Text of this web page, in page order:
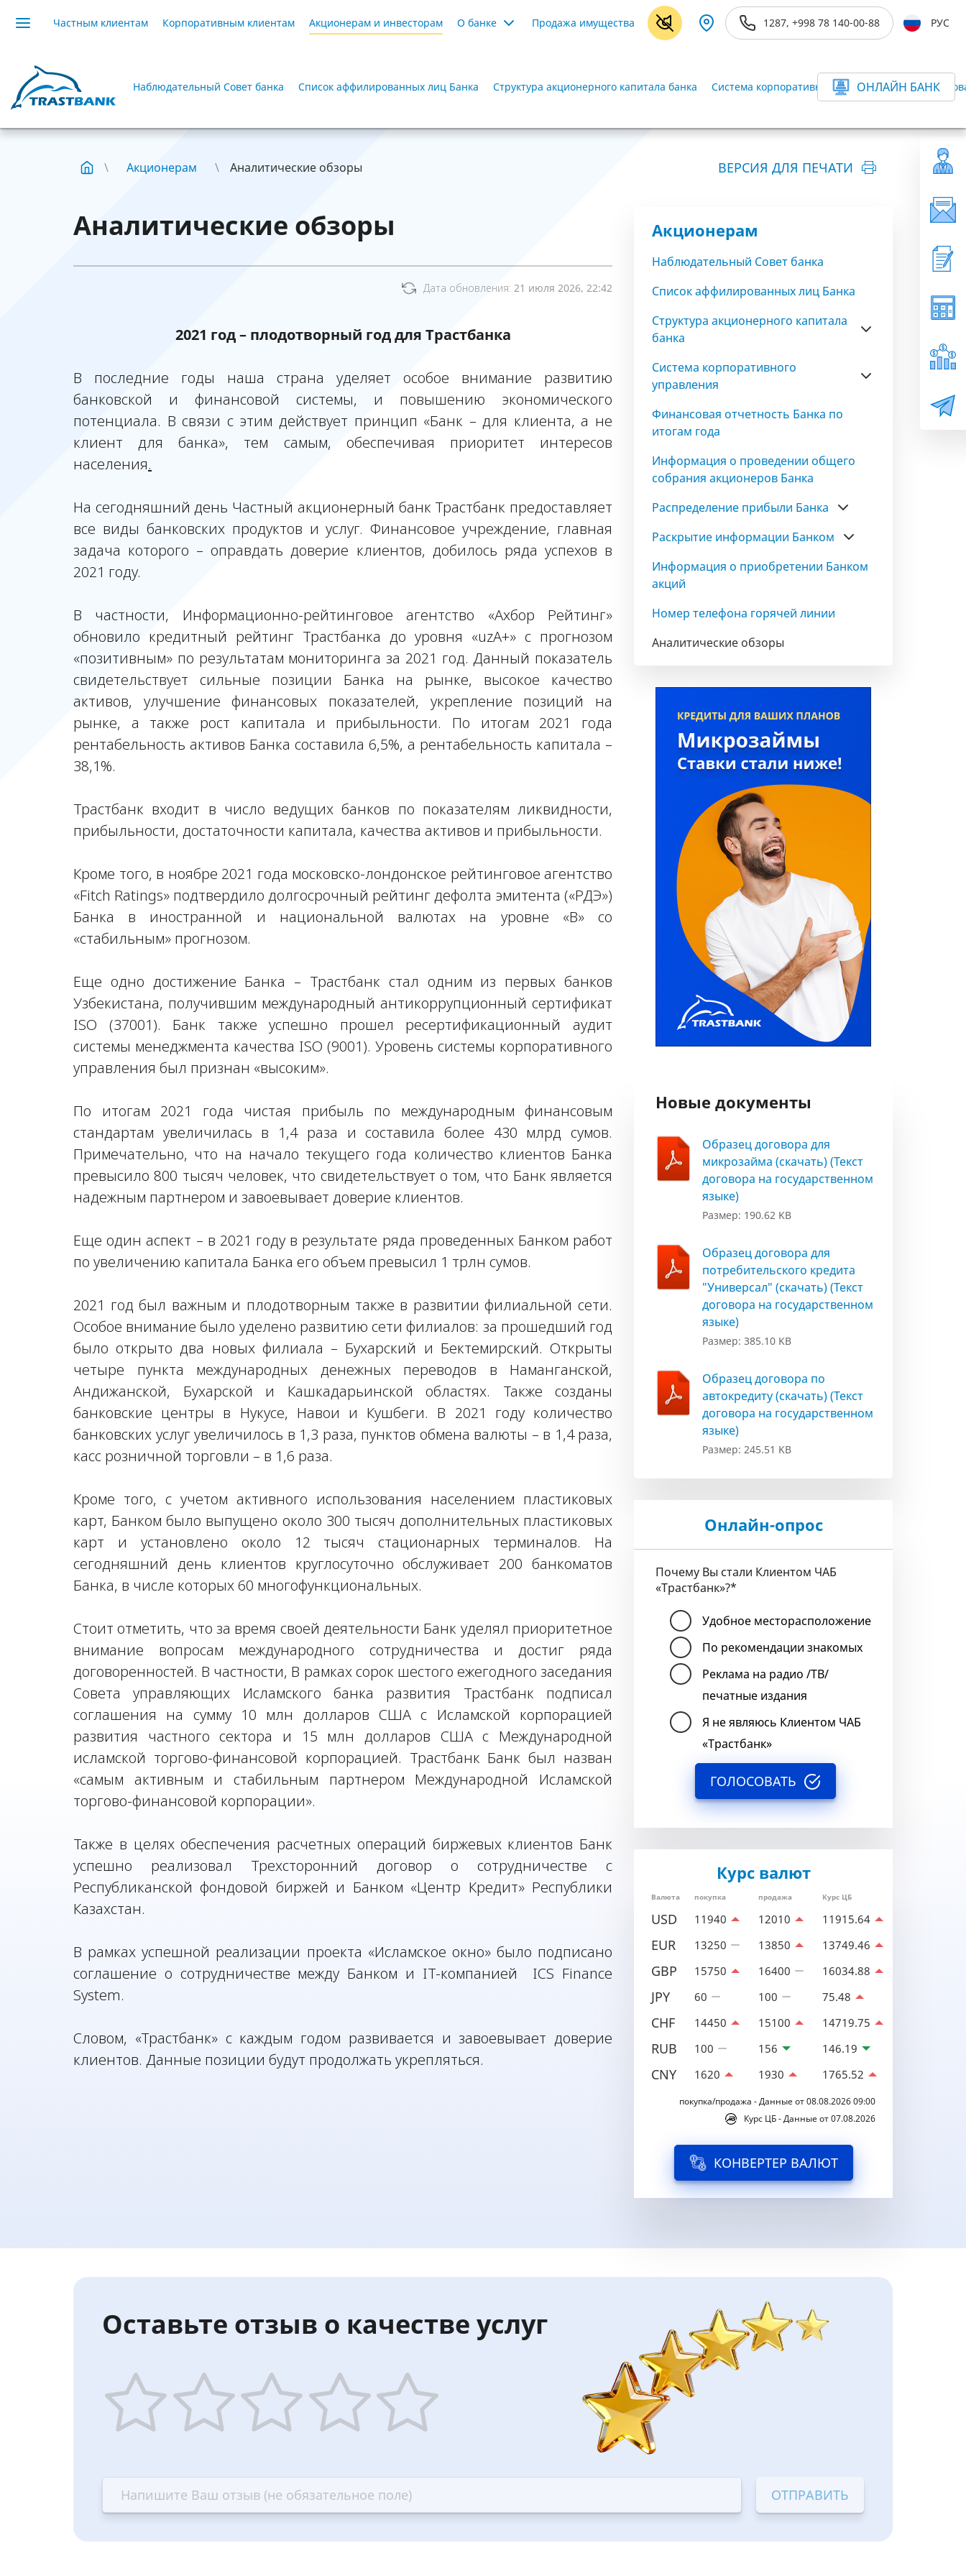
Частным клиентам Корпоративным клиентам Акционерам и инвесторам О банке Продажа имущества 1287, +998 78 140-00-88 РУС
Наблюдательный Совет банка Список аффилированных лиц Банка Структура акционерного капитала банка Система корпоративного управленияОНЛАЙН БАНК
Акционерам Аналитические обзоры ВЕРСИЯ ДЛЯ ПЕЧАТИ
Аналитические обзоры
Дата обновления: 21 июля 2026, 22:42
2021 год – плодотворный год для Трастбанка
В последние годы наша страна уделяет особое внимание развитию
банковской и финансовой системы, и повышению экономического
потенциала. В связи с этим действует принцип «Банк – для клиента, а не
клиент для банка», тем самым, обеспечивая приоритет интересов
населения.
На сегодняшний день Частный акционерный банк Трастбанк предоставляет
все виды банковских продуктов и услуг. Финансовое учреждение, главная
задача которого – оправдать доверие клиентов, добилось ряда успехов в
2021 году.
В частности, Информационно-рейтинговое агентство «Ахбор Рейтинг»
обновило кредитный рейтинг Трастбанка до уровня «uzA+» с прогнозом
«позитивным» по результатам мониторинга за 2021 год. Данный показатель
свидетельствует сильные позиции Банка на рынке, высокое качество
активов, улучшение финансовых показателей, укрепление позиций на
рынке, а также рост капитала и прибыльности. По итогам 2021 года
рентабельность активов Банка составила 6,5%, а рентабельность капитала –
38,1%.
Трастбанк входит в число ведущих банков по показателям ликвидности,
прибыльности, достаточности капитала, качества активов и прибыльности.
Кроме того, в ноябре 2021 года московско-лондонское рейтинговое агентство
«Fitch Ratings» подтвердило долгосрочный рейтинг дефолта эмитента («РДЭ»)
Банка в иностранной и национальной валютах на уровне «B» со
«стабильным» прогнозом.
Еще одно достижение Банка – Трастбанк стал одним из первых банков
Узбекистана, получившим международный антикоррупционный сертификат
ISO (37001). Банк также успешно прошел ресертификационный аудит
системы менеджмента качества ISO (9001). Уровень системы корпоративного
управления был признан «высоким».
По итогам 2021 года чистая прибыль по международным финансовым
стандартам увеличилась в 1,4 раза и составила более 430 млрд сумов.
Примечательно, что на начало текущего года количество клиентов Банка
превысило 800 тысяч человек, что свидетельствует о том, что Банк является
надежным партнером и завоевывает доверие клиентов.
Еще один аспект – в 2021 году в результате ряда проведенных Банком работ
по увеличению капитала Банка его объем превысил 1 трлн сумов.
2021 год был важным и плодотворным также в развитии филиальной сети.
Особое внимание было уделено развитию сети филиалов: за прошедший год
было открыто два новых филиала – Бухарский и Бектемирский. Открыты
четыре пункта международных денежных переводов в Наманганской,
Андижанской, Бухарской и Кашкадарьинской областях. Также созданы
банковские центры в Нукусе, Навои и Кушбеги. В 2021 году количество
банковских услуг увеличилось в 1,3 раза, пунктов обмена валюты – в 1,4 раза,
касс розничной торговли – в 1,6 раза.
Кроме того, с учетом активного использования населением пластиковых
карт, Банком было выпущено около 300 тысяч дополнительных пластиковых
карт и установлено около 12 тысяч стационарных терминалов. На
сегодняшний день клиентов круглосуточно обслуживает 200 банкоматов
Банка, в числе которых 60 многофункциональных.
Стоит отметить, что за время своей деятельности Банк уделял приоритетное
внимание вопросам международного сотрудничества и достиг ряда
договоренностей. В частности, В рамках сорок шестого ежегодного заседания
Совета управляющих Исламского банка развития Трастбанк подписал
соглашения на сумму 10 млн долларов США с Исламской корпорацией
развития частного сектора и 15 млн долларов США с Международной
исламской торгово-финансовой корпорацией. Трастбанк Банк был назван
«самым активным и стабильным партнером Международной Исламской
торгово-финансовой корпорации».
Также в целях обеспечения расчетных операций биржевых клиентов Банк
успешно реализовал Трехсторонний договор о сотрудничестве с
Республиканской фондовой биржей и Банком «Центр Кредит» Республики
Казахстан.
В рамках успешной реализации проекта «Исламское окно» было подписано
соглашение о сотрудничестве между Банком и IT-компанией ICS Finance
System.
Словом, «Трастбанк» с каждым годом развивается и завоевывает доверие
клиентов. Данные позиции будут продолжать укрепляться.
Акционерам
Наблюдательный Совет банка
Список аффилированных лиц Банка
Структура акционерного капитала
банка
Система корпоративного
управления
Финансовая отчетность Банка по
итогам года
Информация о проведении общего
собрания акционеров Банка
Распределение прибыли Банка
Раскрытие информации Банком
Информация о приобретении Банком
акций
Номер телефона горячей линии
Аналитические обзоры
Новые документы
Образец договора для
микрозайма (скачать) (Текст
договора на государственном
языке)
Размер: 190.62 KB
Образец договора для
потребительского кредита
"Универсал" (скачать) (Текст
договора на государственном
языке)
Размер: 385.10 KB
Образец договора по
автокредиту (скачать) (Текст
договора на государственном
языке)
Размер: 245.51 KB
Онлайн-опрос
Почему Вы стали Клиентом ЧАБ
«Трастбанк»?*
Удобное месторасположение
По рекомендации знакомых
Реклама на радио /ТВ/
печатные издания
Я не являюсь Клиентом ЧАБ
«Трастбанк»
ГОЛОСОВАТЬ
Курс валют
Валюта покупка продажа Курс ЦБ
USD 11940 12010 11915.64
EUR 13250 13850 13749.46
GBP 15750 16400 16034.88
JPY 60 100 75.48
CHF 14450 15100 14719.75
RUB 100 156 146.19
CNY 1620 1930 1765.52
покупка/продажа - Данные от 08.08.2026 09:00
Курс ЦБ - Данные от 07.08.2026
КОНВЕРТЕР ВАЛЮТ
Оставьте отзыв о качестве услуг
Terrible
Bad
OK
Good
Excellent